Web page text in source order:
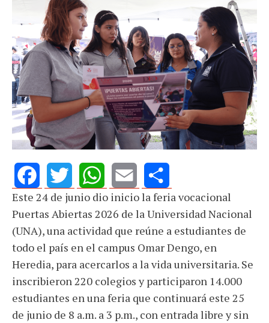
FacebookTwitterWhatsApp
Email Share
Este 24 de junio dio inicio la feria vocacional
Puertas Abiertas 2026 de la Universidad Nacional
(UNA), una actividad que reúne a estudiantes de
todo el país en el campus Omar Dengo, en
Heredia, para acercarlos a la vida universitaria. Se
inscribieron 220 colegios y participaron 14.000
estudiantes en una feria que continuará este 25
de junio de 8 a.m. a 3 p.m., con entrada libre y sin